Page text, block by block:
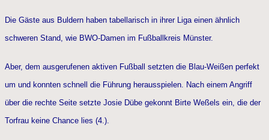
Die Gäste aus Buldern haben tabellarisch in ihrer Liga einen ähnlich
schweren Stand, wie BWO-Damen im Fußballkreis Münster.
Aber, dem ausgerufenen aktiven Fußball setzten die Blau-Weißen perfekt
um und konnten schnell die Führung herausspielen. Nach einem Angriff
über die rechte Seite setzte Josie Dübe gekonnt Birte Weßels ein, die der
Torfrau keine Chance lies (4.).